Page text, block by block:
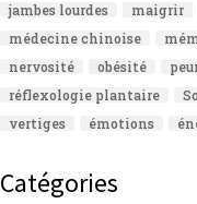
jambes lourdes
maigrir
médecine chinoise
nervosité
obésité
réflexologie plantaire
vertiges
émotions
Catégories